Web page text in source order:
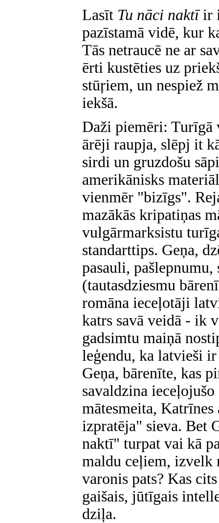
Lasīt Tu nāci naktīir
pazīstamā vidē, kur
Tās netraucē ne ar
ērti kustēties uz
stūŗiem, un nespiež
iekšā.
Daži piemēri: Turīgā
ārēji raupja, slēpj it
sirdi un gruzdošu
amerikānisks
vienmēr "bizīgs".
mazākās kripatiņas
vulgārmarksistu
standarttips. Geņa,
pasauli,
(tautasdziesmu
romāna ieceļotāji
katrs savā veidā - ik
gadsimtu maiņā
leģendu, ka latvieši
Geņa, bārenīte, kas
savaldzina
mātesmeita,
izpratēja" sieva. Bet
naktī" turpat vai kā
maldu ceļiem, izvelk
varonis pats? Kas
gaišais, jūtīgais
dziļa.